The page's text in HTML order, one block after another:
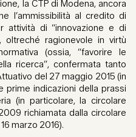
la CTP di Modena, ancora
l’ammissibilità al credito di
attività di “innovazione e di
oltreché ragionevole in virtù
(ossia, “favorire le
ricerca”, confermata tanto
del 27 maggio 2015 (in
prime indicazioni della prassi
(in particolare, la circolare
richiamata dalla circolare
marzo 2016).